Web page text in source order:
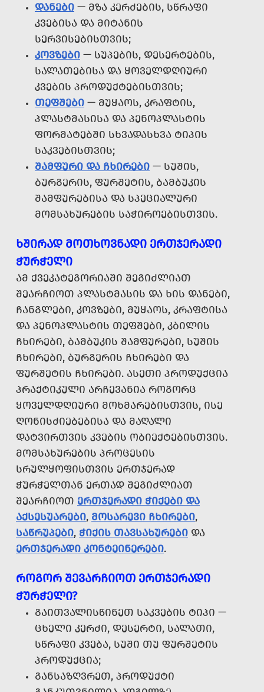
ᲓᲐᲜᲔᲑᲘ — ᲛᲖᲐ ᲙᲔᲠᲫᲔᲑᲘᲡ, ᲡᲬᲠᲐᲤᲘ
ᲙᲕᲔᲑᲘᲡᲐ ᲓᲐ ᲛᲘᲢᲐᲜᲘᲡ
ᲡᲔᲠᲕᲘᲡᲔᲑᲘᲡᲗᲕᲘᲡ;
ᲙᲝᲕᲖᲔᲑᲘ — ᲡᲣᲞᲔᲑᲘᲡ, ᲓᲔᲡᲔᲠᲢᲔᲑᲘᲡ,
ᲡᲐᲚᲐᲗᲔᲑᲘᲡᲐ ᲓᲐ ᲧᲝᲕᲔᲚᲓᲦᲘᲣᲠᲘ
ᲙᲕᲔᲑᲘᲡ ᲞᲠᲝᲓᲣᲥᲢᲔᲑᲘᲡᲗᲕᲘᲡ;
ᲗᲔᲤᲨᲔᲑᲘ — ᲛᲣᲧᲐᲝᲡ, ᲙᲠᲐᲤᲢᲘᲡ,
ᲞᲚᲐᲡᲢᲛᲐᲡᲘᲡᲐ ᲓᲐ ᲞᲔᲜᲝᲞᲚᲐᲡᲢᲘᲡ
ᲤᲝᲠᲛᲐᲢᲔᲑᲨᲘ ᲡᲮᲕᲐᲓᲐᲡᲮᲕᲐ ᲢᲘᲞᲘᲡ
ᲡᲐᲙᲕᲔᲑᲘᲡᲗᲕᲘᲡ;
ᲨᲐᲛᲤᲣᲠᲘ ᲓᲐ ᲩᲮᲘᲠᲔᲑᲘ — ᲡᲣᲨᲘᲡ,
ᲑᲣᲠᲒᲔᲠᲘᲡ, ᲤᲣᲠᲨᲔᲢᲘᲡ, ᲑᲐᲛᲑᲣᲙᲘᲡ
ᲨᲐᲛᲤᲣᲠᲔᲑᲘᲡᲐ ᲓᲐ ᲡᲞᲔᲪᲘᲐᲚᲣᲠᲘ
ᲛᲝᲛᲡᲐᲮᲣᲠᲔᲑᲘᲡ ᲡᲐᲭᲘᲠᲝᲔᲑᲘᲡᲗᲕᲘᲡ.
ᲮᲨᲘᲠᲐᲓ ᲛᲝᲗᲮᲝᲕᲜᲐᲓᲘ ᲔᲠᲗᲯᲔᲠᲐᲓᲘ
ᲭᲣᲠᲭᲔᲚᲘ
ᲐᲛ ᲥᲕᲔᲙᲐᲢᲔᲒᲝᲠᲘᲐᲨᲘ ᲨᲔᲒᲘᲫᲚᲘᲐᲗ
ᲨᲔᲐᲠᲩᲘᲝᲗ ᲞᲚᲐᲡᲢᲛᲐᲡᲘᲡ ᲓᲐ ᲮᲘᲡ ᲓᲐᲜᲔᲑᲘ,
ᲩᲐᲜᲒᲚᲔᲑᲘ, ᲙᲝᲕᲖᲔᲑᲘ, ᲛᲣᲧᲐᲝᲡ, ᲙᲠᲐᲤᲢᲘᲡᲐ
ᲓᲐ ᲞᲔᲜᲝᲞᲚᲐᲡᲢᲘᲡ ᲗᲔᲤᲨᲔᲑᲘ, ᲙᲑᲘᲚᲘᲡ
ᲩᲮᲘᲠᲔᲑᲘ, ᲑᲐᲛᲑᲣᲙᲘᲡ ᲨᲐᲛᲤᲣᲠᲔᲑᲘ, ᲡᲣᲨᲘᲡ
ᲩᲮᲘᲠᲔᲑᲘ, ᲑᲣᲠᲒᲔᲠᲘᲡ ᲩᲮᲘᲠᲔᲑᲘ ᲓᲐ
ᲤᲣᲠᲨᲔᲢᲘᲡ ᲩᲮᲘᲠᲔᲑᲘ. ᲐᲡᲔᲗᲘ ᲞᲠᲝᲓᲣᲥᲪᲘᲐ
ᲞᲠᲐᲥᲢᲘᲙᲣᲚᲘ ᲐᲠᲩᲔᲕᲐᲜᲘᲐ ᲠᲝᲒᲝᲠᲪ
ᲧᲝᲕᲔᲚᲓᲦᲘᲣᲠᲘ ᲛᲝᲮᲛᲐᲠᲔᲑᲘᲡᲗᲕᲘᲡ, ᲘᲡᲔ
ᲦᲝᲜᲘᲡᲫᲘᲔᲑᲔᲑᲘᲡᲐ ᲓᲐ ᲛᲐᲦᲐᲚᲘ
ᲓᲐᲢᲕᲘᲠᲗᲕᲘᲡ ᲙᲕᲔᲑᲘᲡ ᲝᲑᲘᲔᲥᲢᲔᲑᲘᲡᲗᲕᲘᲡ.
ᲛᲝᲛᲡᲐᲮᲣᲠᲔᲑᲘᲡ ᲞᲠᲝᲪᲔᲡᲘᲡ
ᲡᲠᲣᲚᲧᲝᲤᲘᲡᲗᲕᲘᲡ ᲔᲠᲗᲯᲔᲠᲐᲓ
ᲭᲣᲠᲭᲔᲚᲗᲐᲜ ᲔᲠᲗᲐᲓ ᲨᲔᲒᲘᲫᲚᲘᲐᲗ
ᲨᲔᲐᲠᲩᲘᲝᲗ ᲔᲠᲗᲯᲔᲠᲐᲓᲘ ᲭᲘᲥᲔᲑᲘ ᲓᲐ
ᲐᲥᲡᲔᲡᲣᲐᲠᲔᲑᲘ, ᲛᲝᲡᲐᲠᲔᲕᲘ ᲩᲮᲘᲠᲔᲑᲘ,
ᲡᲐᲬᲠᲣᲞᲔᲑᲘ, ᲭᲘᲥᲘᲡ ᲗᲐᲕᲡᲐᲮᲣᲠᲔᲑᲘ ᲓᲐ
ᲔᲠᲗᲯᲔᲠᲐᲓᲘ ᲙᲝᲜᲢᲔᲘᲜᲔᲠᲔᲑᲘ.
ᲠᲝᲒᲝᲠ ᲨᲔᲕᲐᲠᲩᲘᲝᲗ ᲔᲠᲗᲯᲔᲠᲐᲓᲘ
ᲭᲣᲠᲭᲔᲚᲘ?
ᲒᲐᲘᲗᲕᲐᲚᲘᲡᲬᲘᲜᲔᲗ ᲡᲐᲙᲕᲔᲑᲘᲡ ᲢᲘᲞᲘ —
ᲪᲮᲔᲚᲘ ᲙᲔᲠᲫᲘ, ᲓᲔᲡᲔᲠᲢᲘ, ᲡᲐᲚᲐᲗᲘ,
ᲡᲬᲠᲐᲤᲘ ᲙᲕᲔᲑᲐ, ᲡᲣᲨᲘ ᲗᲣ ᲤᲣᲠᲨᲔᲢᲘᲡ
ᲞᲠᲝᲓᲣᲥᲪᲘᲐ;
ᲒᲐᲜᲡᲐᲖᲦᲕᲠᲔᲗ, ᲞᲠᲝᲓᲣᲥᲢᲘ